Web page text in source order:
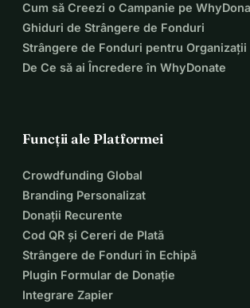
Cum să Creezi o Campanie pe
Ghiduri de Strângere de Fonduri
Strângere de Fonduri pentru Organizații
De Ce să ai Încredere în WhyDonate
Funcții ale Platformei
Crowdfunding Global
Branding Personalizat
Donații Recurente
Cod QR și Cereri de Plată
Strângere de Fonduri în Echipă
Plugin Formular de Donație
Integrare Zapier